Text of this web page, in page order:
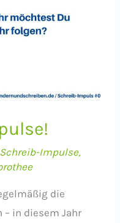
Schreib-Impulse,
die
in diesem Jahr